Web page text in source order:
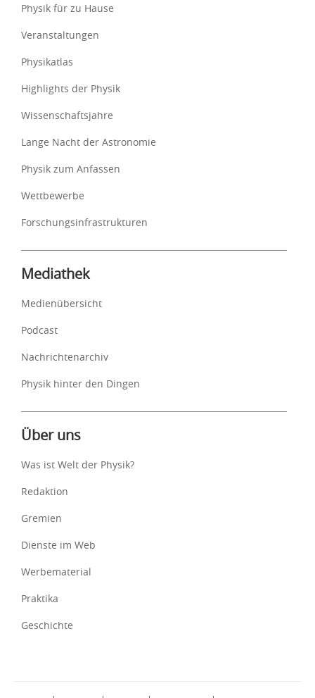
Physik für zu Hause
Veranstaltungen
Physikatlas
Highlights der Physik
Wissenschaftsjahre
Lange Nacht der Astronomie
Physik zum Anfassen
Wettbewerbe
Forschungsinfrastrukturen
Mediathek
Medienübersicht
Podcast
Nachrichtenarchiv
Physik hinter den Dingen
Über uns
Was ist Welt der Physik?
Redaktion
Gremien
Dienste im Web
Werbematerial
Praktika
Geschichte